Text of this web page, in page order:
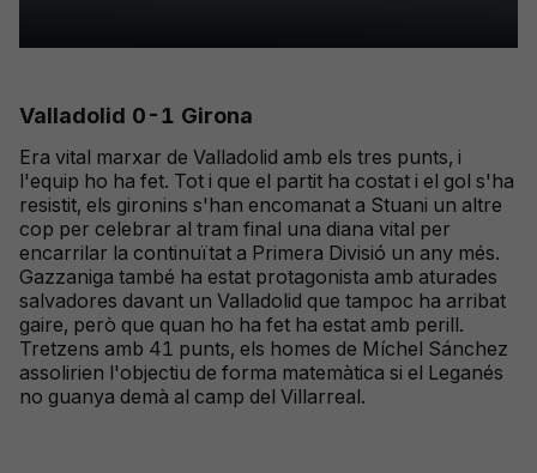
Valladolid 0-1 Girona
Era vital marxar de Valladolid amb els tres punts, i
l'equip ho ha fet. Tot i que el partit ha costat i el gol s'ha
resistit, els gironins s'han encomanat a Stuani un altre
cop per celebrar al tram final una diana vital per
encarrilar la continuïtat a Primera Divisió un any més.
Gazzaniga també ha estat protagonista amb aturades
salvadores davant un Valladolid que tampoc ha arribat
gaire, però que quan ho ha fet ha estat amb perill.
Tretzens amb 41 punts, els homes de Míchel Sánchez
assolirien l'objectiu de forma matemàtica si el Leganés
no guanya demà al camp del Villarreal.